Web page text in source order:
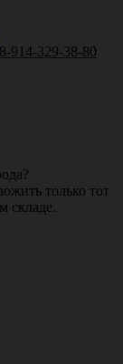
8-914-329-38-80
только тот
складе.